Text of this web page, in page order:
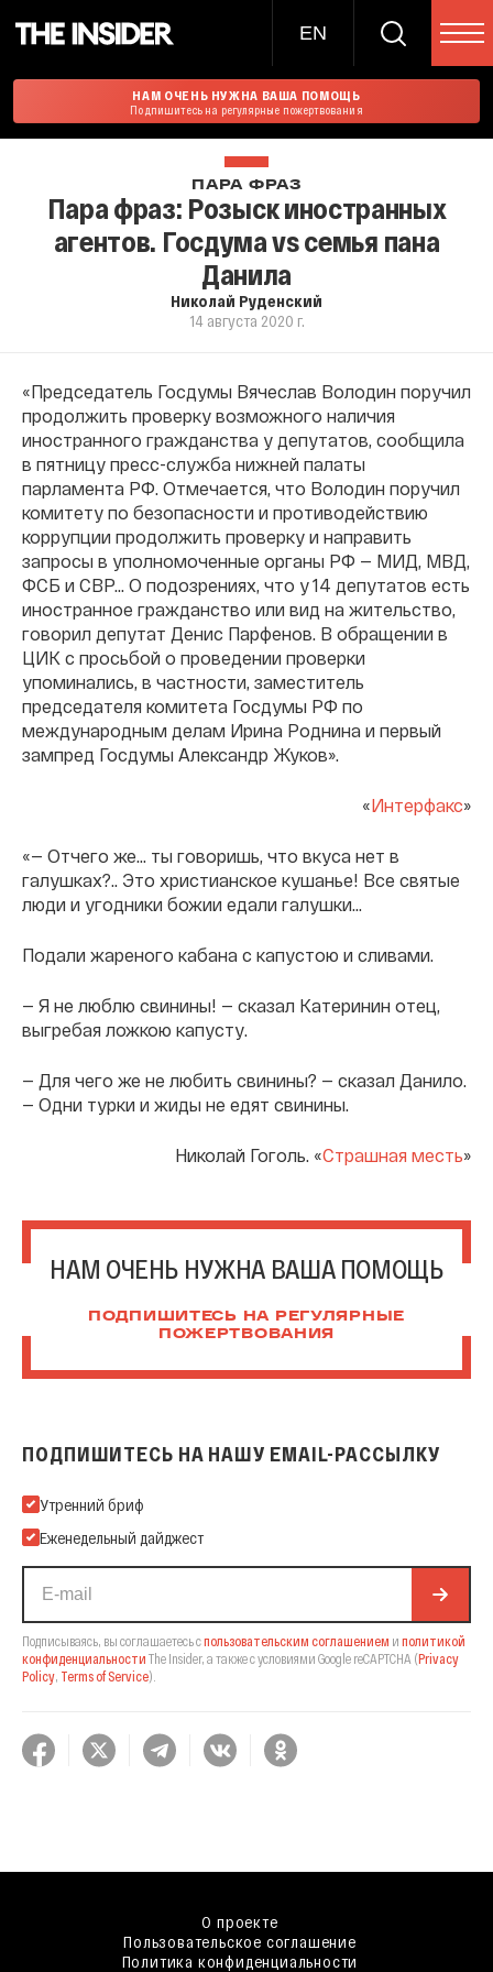
EN
НАМ ОЧЕНЬ НУЖНА ВАША ПОМОЩЬ
Подпишитесь на регулярные пожертвования
ПАРА ФРАЗ
Пара фраз: Розыск иностранных
агентов. Госдума vs семья пана
Данила
Николай Руденский
14 августа 2020 г.
«Председатель Госдумы Вячеслав Володин поручил
продолжить проверку возможного наличия
иностранного гражданства у депутатов, сообщила
в пятницу пресс-служба нижней палаты
парламента РФ. Отмечается, что Володин поручил
комитету по безопасности и противодействию
коррупции продолжить проверку и направить
запросы в уполномоченные органы РФ — МИД, МВД,
ФСБ и СВР... О подозрениях, что у 14 депутатов есть
иностранное гражданство или вид на жительство,
говорил депутат Денис Парфенов. В обращении в
ЦИК с просьбой о проведении проверки
упоминались, в частности, заместитель
председателя комитета Госдумы РФ по
международным делам Ирина Роднина и первый
зампред Госдумы Александр Жуков».
«Интерфакс»
«— Отчего же… ты говоришь, что вкуса нет в
галушках?.. Это христианское кушанье! Все святые
люди и угодники божии едали галушки…
Подали жареного кабана с капустою и сливами.
— Я не люблю свинины! — сказал Катеринин отец,
выгребая ложкою капусту.
— Для чего же не любить свинины? — сказал Данило.
— Одни турки и жиды не едят свинины.
Николай Гоголь. «Страшная месть»
НАМ ОЧЕНЬ НУЖНА ВАША ПОМОЩЬ
ПОДПИШИТЕСЬ НА РЕГУЛЯРНЫЕ
ПОЖЕРТВОВАНИЯ
ПОДПИШИТЕСЬ НА НАШУ EMAIL-РАССЫЛКУ
Подпишитесь на нашу Email-рассылку
Утренний бриф
Еженедельный дайджест
Подписываясь, вы соглашаетесь спользовательским соглашением и политикой
конфиденциальности The Insider, а также с условиями Google reCAPTCHA (Privacy
Policy, Terms of Service).
О проекте
Пользовательское соглашение
Политика конфиденциальности